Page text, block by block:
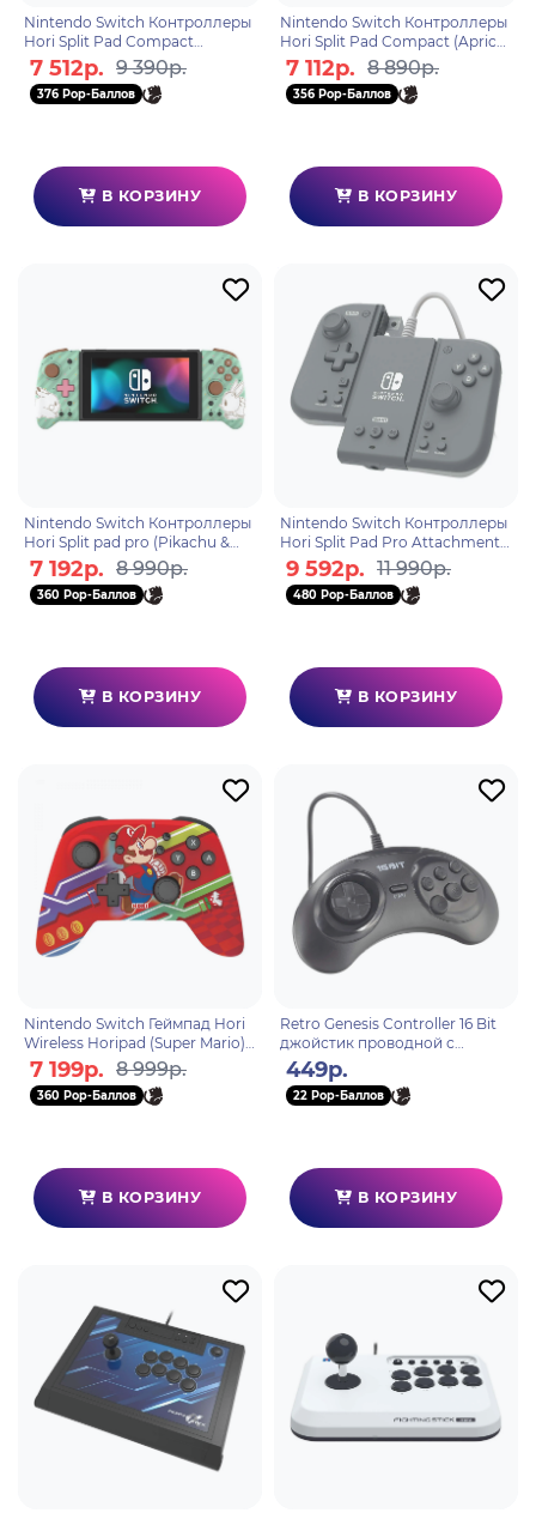
Nintendo Switch Контроллеры
Hori Split Pad Compact
(Pikachu & Mimikyu) для
консоли Switch (NSW-410U)
7 512р. 9 390р.
376 Pop-Баллов
В КОРЗИНУ
Nintendo Switch Контроллеры
Hori Split Pad Compact (Apricot
Red) для консоли Switch
(NSW-398U)
7 112р. 8 890р.
356 Pop-Баллов
В КОРЗИНУ
Nintendo Switch Контроллеры
Hori Split pad pro (Pikachu &
Eevee) для консоли Switch
(NSW-296U)
7 192р. 8 990р.
360 Pop-Баллов
В КОРЗИНУ
Nintendo Switch Контроллеры
Hori Split Pad Pro Attachment
(Slate Grey) для консоли
Switch (NSW-426U)
9 592р. 11 990р.
480 Pop-Баллов
В КОРЗИНУ
Nintendo Switch Геймпад Hori
Wireless Horipad (Super Mario)
для консоли Switch (NSW-
310U)
7 199р. 8 999р.
360 Pop-Баллов
В КОРЗИНУ
Retro Genesis Controller 16 Bit
джойстик проводной с
кнопкой Mode
449р.
22 Pop-Баллов
В КОРЗИНУ